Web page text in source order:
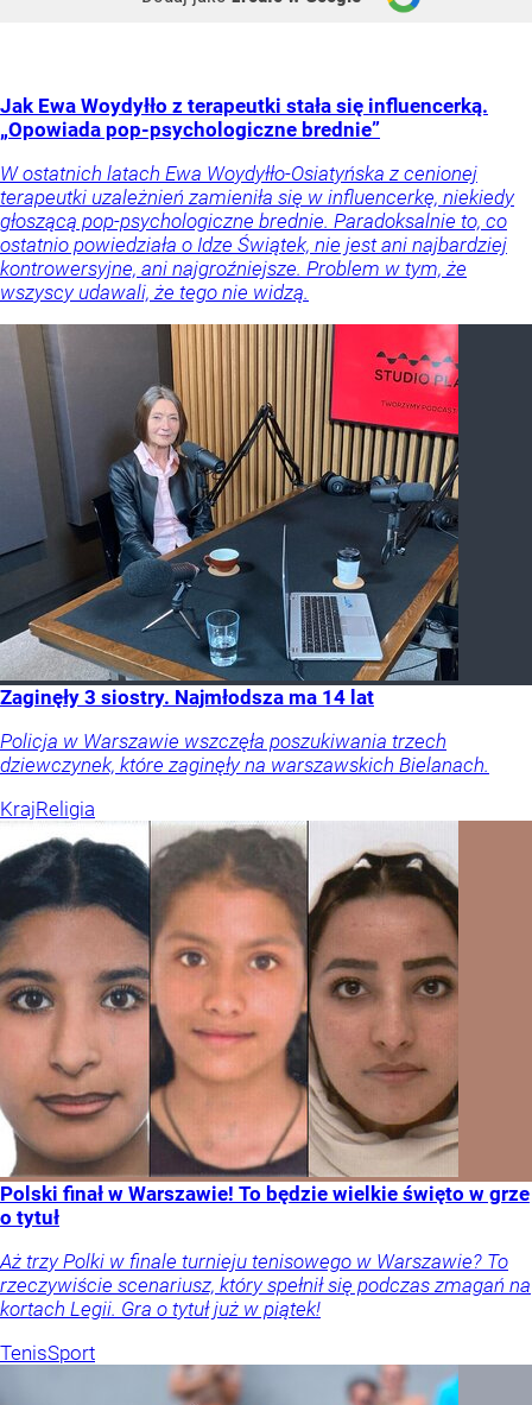
Jak Ewa Woydyłło z terapeutki stała się influencerką.
„Opowiada pop-psychologiczne brednie”
W ostatnich latach Ewa Woydyłło-Osiatyńska z cenionej
terapeutki uzależnień zamieniła się w influencerkę, niekiedy
głoszącą pop-psychologiczne brednie. Paradoksalnie to, co
ostatnio powiedziała o Idze Świątek, nie jest ani najbardziej
kontrowersyjne, ani najgroźniejsze. Problem w tym, że
wszyscy udawali, że tego nie widzą.
Zaginęły 3 siostry. Najmłodsza ma 14 lat
Policja w Warszawie wszczęła poszukiwania trzech
dziewczynek, które zaginęły na warszawskich Bielanach.
KrajReligia
Polski finał w Warszawie! To będzie wielkie święto w grze
o tytuł
Aż trzy Polki w finale turnieju tenisowego w Warszawie? To
rzeczywiście scenariusz, który spełnił się podczas zmagań na
kortach Legii. Gra o tytuł już w piątek!
TenisSport